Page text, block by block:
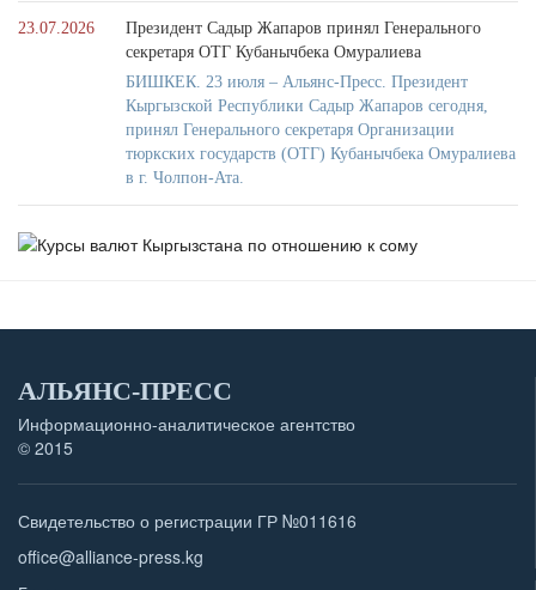
23.07.2026
Президент Садыр Жапаров принял Генерального
секретаря ОТГ Кубанычбека Омуралиева
БИШКЕК. 23 июля – Альянс-Пресс. Президент
Кыргызской Республики Садыр Жапаров сегодня,
принял Генерального секретаря Организации
тюркских государств (ОТГ) Кубанычбека Омуралиева
в г. Чолпон-Ата.
АЛЬЯНС-ПРЕСС
Информационно-аналитическое агентство
© 2015
Свидетельство о регистрации ГР №011616
office@alliance-press.kg